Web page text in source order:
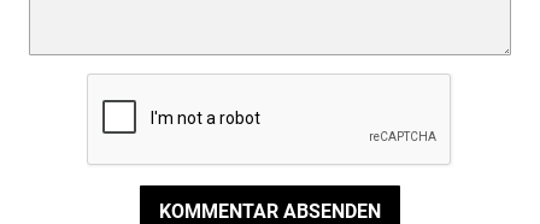
KOMMENTAR ABSENDEN